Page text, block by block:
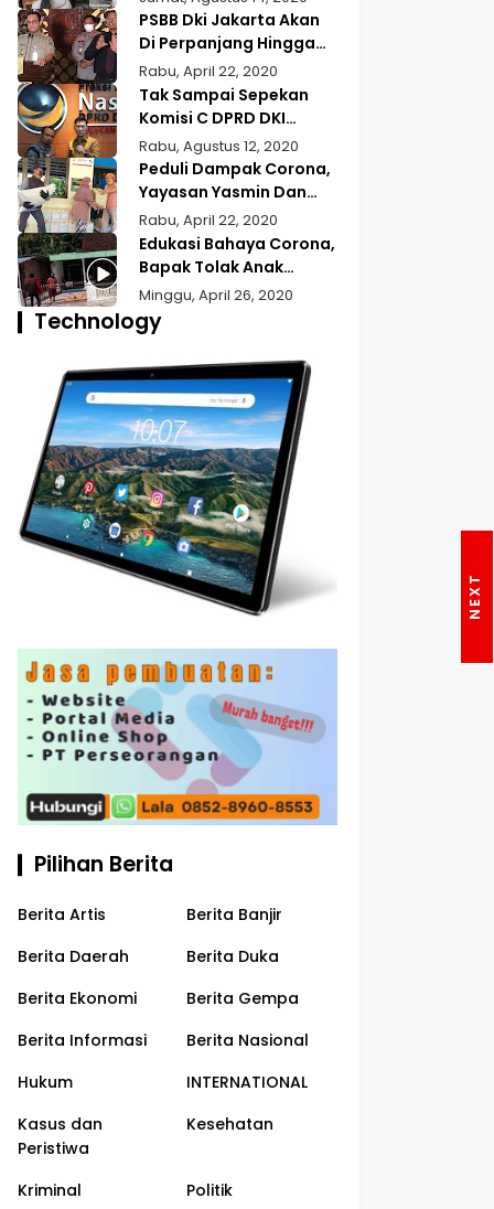
Masker
PSBB Dki Jakarta Akan
Di Perpanjang Hingga
22 Mei 2020
Rabu, April 22, 2020
Tak Sampai Sepekan
Komisi C DPRD DKI
Jakarta Jupiter,
Realisasikan Aspirasi
Masyarakat Duri Kepa
Kebun Jeruk
Rabu, Agustus 12, 2020
Peduli Dampak Corona,
Yayasan Yasmin Dan
Gusdurian Berikan
Bansos Untuk Wilayah
Pekojan
Rabu, April 22, 2020
Edukasi Bahaya Corona,
Bapak Tolak Anak
Pulang Mudik
Minggu, April 26, 2020
Technology
Pilihan Berita
Berita Artis
Berita Banjir
Berita Daerah
Berita Duka
Berita Ekonomi
Berita Gempa
Berita Informasi
Berita Nasional
Hukum
INTERNATIONAL
Kasus dan
Peristiwa
Kesehatan
Kriminal
Politik